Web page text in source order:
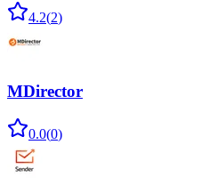
4.2(2)
MDirector
0.0(0)